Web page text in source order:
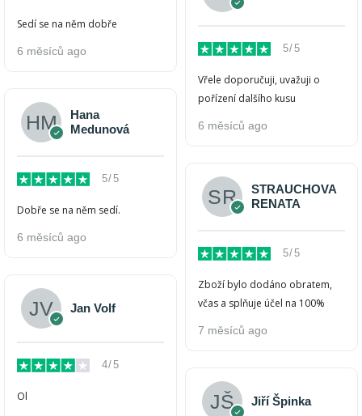
Sedí se na něm dobře
6 měsíců ago
Hana
Medunová
5/5
Dobře se na něm sedí.
6 měsíců ago
Jan Volf
4/5
Ol
5/5
Vřele doporučuji, uvažuji o
pořízení dalšího kusu
6 měsíců ago
STRAUCHOVA
RENATA
5/5
Zboží bylo dodáno obratem,
včas a splňuje účel na 100%
7 měsíců ago
Jiří Špinka